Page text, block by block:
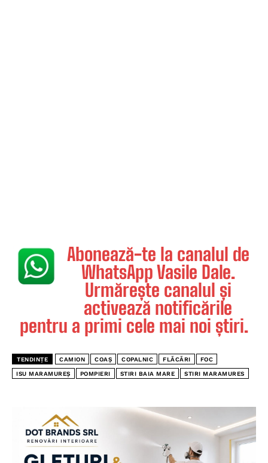
Abonează-te la canalul de
WhatsApp Vasile Dale.
Urmărește canalul și
activează notificările
pentru a primi cele mai noi știri.
TENDINȚE CAMION COAȘ COPALNIC FLĂCĂRI FOC
ISU MARAMUREȘ POMPIERI STIRI BAIA MARE STIRI MARAMURES